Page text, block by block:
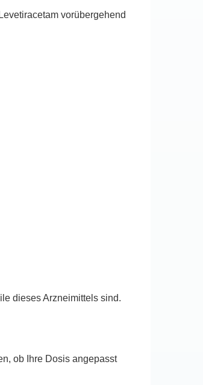
vorübergehend
dieses Arzneimittels sind.
ob Ihre Dosis angepasst